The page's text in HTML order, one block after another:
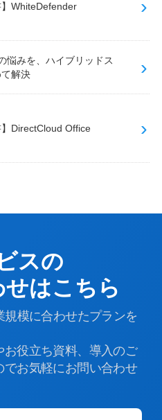
】WhiteDefender
悩みを、ハイブリッドス
て解決
】DirectCloud Office
スの
はこちら
規模に合わせたプランを
お役立ち資料、導入のご
お気軽にお問い合わせ